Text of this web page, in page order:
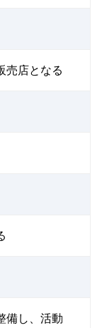
売店となる
備し、活動